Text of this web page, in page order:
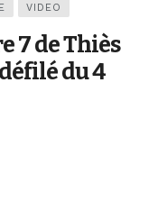
VIDEO
7 de Thiès
du 4